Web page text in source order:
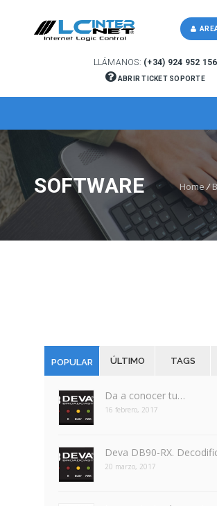
LLÁMANOS: (+34) 924 952 156
ABRIR TICKET SOPORTE
SOFTWARE Home/
POPULAR ÚLTIMO TAGS
Da a conocer tu…
16 febrero, 2017
Deva DB90-RX.
20 marzo, 2017